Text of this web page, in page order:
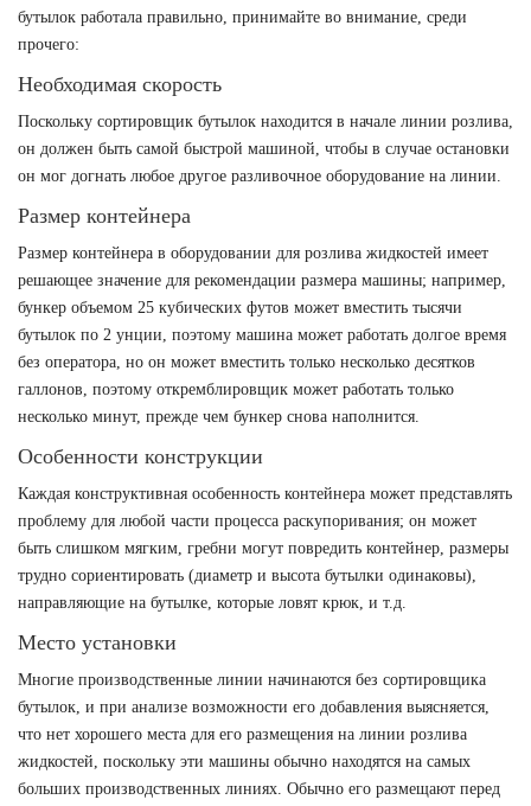
бутылок работала правильно, принимайте во внимание, среди
прочего:
Необходимая скорость
Поскольку сортировщик бутылок находится в начале линии розлива,
он должен быть самой быстрой машиной, чтобы в случае остановки
он мог догнать любое другое разливочное оборудование на линии.
Размер контейнера
Размер контейнера в оборудовании для розлива жидкостей имеет
решающее значение для рекомендации размера машины; например,
бункер объемом 25 кубических футов может вместить тысячи
бутылок по 2 унции, поэтому машина может работать долгое время
без оператора, но он может вместить только несколько десятков
галлонов, поэтому откремблировщик может работать только
несколько минут, прежде чем бункер снова наполнится.
Особенности конструкции
Каждая конструктивная особенность контейнера может представлять
проблему для любой части процесса раскупоривания; он может
быть слишком мягким, гребни могут повредить контейнер, размеры
трудно сориентировать (диаметр и высота бутылки одинаковы),
направляющие на бутылке, которые ловят крюк, и т.д.
Место установки
Многие производственные линии начинаются без сортировщика
бутылок, и при анализе возможности его добавления выясняется,
что нет хорошего места для его размещения на линии розлива
жидкостей, поскольку эти машины обычно находятся на самых
больших производственных линиях. Обычно его размещают перед